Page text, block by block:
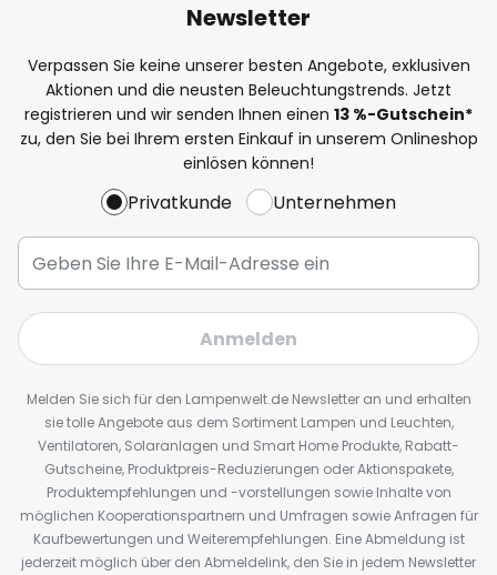
Newsletter
Verpassen Sie keine unserer besten Angebote, exklusiven
Aktionen und die neusten Beleuchtungstrends. Jetzt
registrieren und wir senden Ihnen einen 13 %-Gutschein*
zu, den Sie bei Ihrem ersten Einkauf in unserem Onlineshop
einlösen können!
Privatkunde Unternehmen
Anmelden
Melden Sie sich für den Lampenwelt.de Newsletter an und erhalten
sie tolle Angebote aus dem Sortiment Lampen und Leuchten,
Ventilatoren, Solaranlagen und Smart Home Produkte, Rabatt-
Gutscheine, Produktpreis-Reduzierungen oder Aktionspakete,
Produktempfehlungen und -vorstellungen sowie Inhalte von
möglichen Kooperationspartnern und Umfragen sowie Anfragen für
Kaufbewertungen und Weiterempfehlungen. Eine Abmeldung ist
jederzeit möglich über den Abmeldelink, den Sie in jedem Newsletter